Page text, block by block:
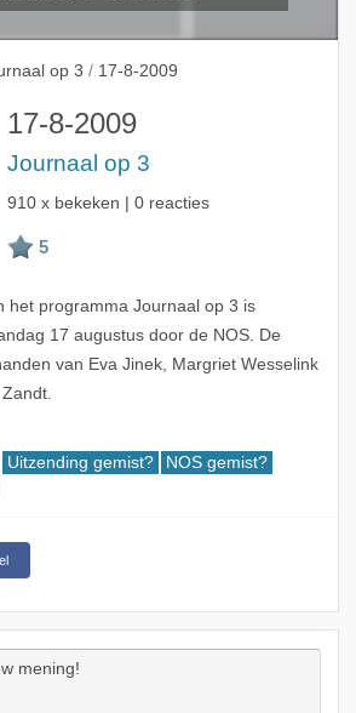
op 3 / 17-8-2009
17-8-2009
Journaal op 3
910 x bekeken | 0 reacties
het programma Journaal op 3 is
17 augustus door de NOS. De
van Eva Jinek, Margriet Wesselink
Uitzending gemist? NOS gemist?